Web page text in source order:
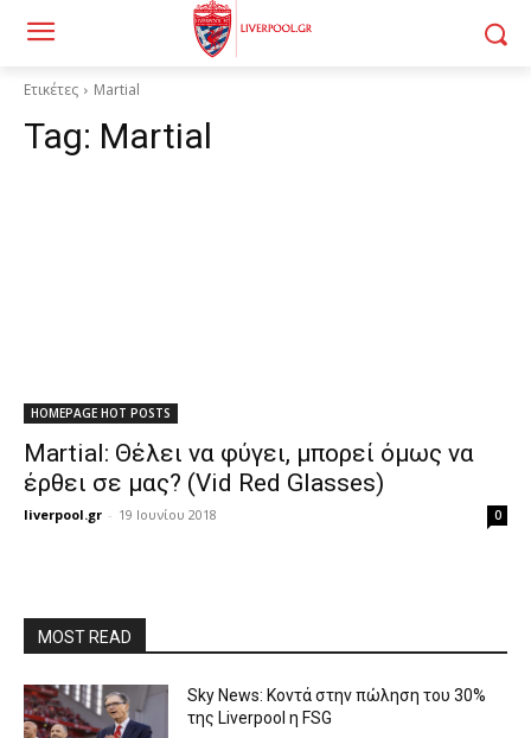
Ετικέτες Martial
Tag: Martial
HOMEPAGE HOT POSTS
Martial: Θέλει να φύγει, μπορεί όμως να
έρθει σε μας? (Vid Red Glasses)
liverpool.gr - 19 Ιουνίου 2018 0
MOST READ
Sky News: Κοντά στην πώληση του 30%
της Liverpool η FSG